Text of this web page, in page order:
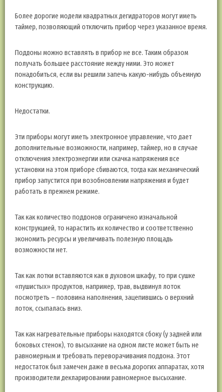
Более дорогие модели квадратных дегидраторов могут иметь
таймер, позволяющий отключить прибор через указанное время.
Поддоны можно вставлять в прибор не все. Таким образом
получать большее расстояние между ними. Это может
понадобиться, если вы решили запечь какую-нибудь объемную
конструкцию.
Недостатки.
Эти приборы могут иметь электронное управление, что дает
дополнительные возможности, например, таймер, но в случае
отключения электроэнергии или скачка напряжения все
установки на этом приборе сбиваются, тогда как механический
прибор запустится при возобновлении напряжения и будет
работать в прежнем режиме.
Так как количество поддонов ограничено изначальной
конструкцией, то нарастить их количество и соответственно
экономить ресурсы и увеличивать полезную площадь
возможности нет.
Так как лотки вставляются как в духовом шкафу, то при сушке
«пушистых» продуктов, например, трав, выдвинул лоток
посмотреть – половина наполнения, зацепившись о верхний
лоток, ссыпалась вниз.
Так как нагревательные приборы находятся сбоку (у задней или
боковых стенок), то высыхание на одном листе может быть не
равномерным и требовать переворачивания поддона. Этот
недостаток был замечен даже в весьма дорогих аппаратах, хотя
производители декларировании равномерное высыхание.